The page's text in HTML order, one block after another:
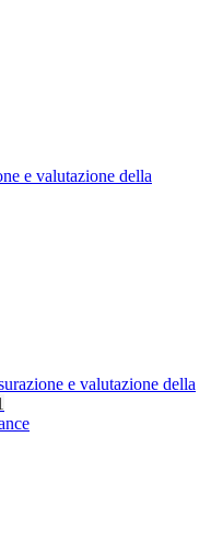
e valutazione della
e valutazione della